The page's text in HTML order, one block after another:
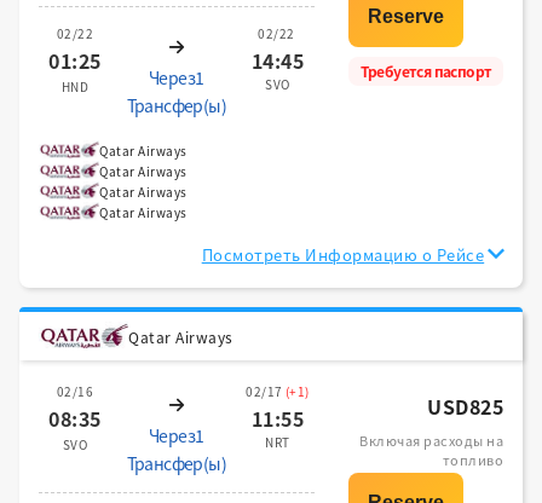
02/22
01:25
HND
Через1
Трансфер(ы)
02/22
14:45
SVO
Требуется паспорт
Qatar Airways
Qatar Airways
Qatar Airways
Qatar Airways
Посмотреть Информацию о Рейсе
Qatar Airways
02/16
08:35
SVO
Через1
Трансфер(ы)
02/17 (+1)
11:55
NRT
USD825
Включая расходы на
топливо